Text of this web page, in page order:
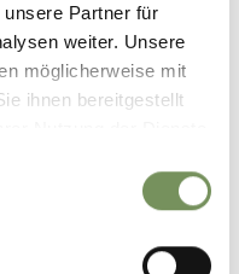
Partner für
weiter. Unsere
möglicherweise mit
ihnen bereitgestellt